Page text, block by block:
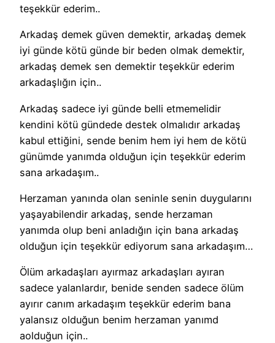
teşekkür ederim..
Arkadaş demek güven demektir, arkadaş demek
iyi günde kötü günde bir beden olmak demektir,
arkadaş demek sen demektir teşekkür ederim
arkadaşlığın için..
Arkadaş sadece iyi günde belli etmemelidir
kendini kötü gündede destek olmalıdır arkadaş
kabul ettiğini, sende benim hem iyi hem de kötü
günümde yanımda olduğun için teşekkür ederim
sana arkadaşım..
Herzaman yanında olan seninle senin duygularını
yaşayabilendir arkadaş, sende herzaman
yanımda olup beni anladığın için bana arkadaş
olduğun için teşekkür ediyorum sana arkadaşım…
Ölüm arkadaşları ayırmaz arkadaşları ayıran
sadece yalanlardır, benide senden sadece ölüm
ayırır canım arkadaşım teşekkür ederim bana
yalansız olduğun benim herzaman yanımd
aolduğun için..